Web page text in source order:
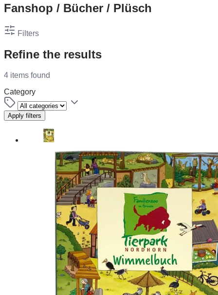
Fanshop / Bücher / Plüsch
Filters
Refine the results
4 items found
Category
Apply filters